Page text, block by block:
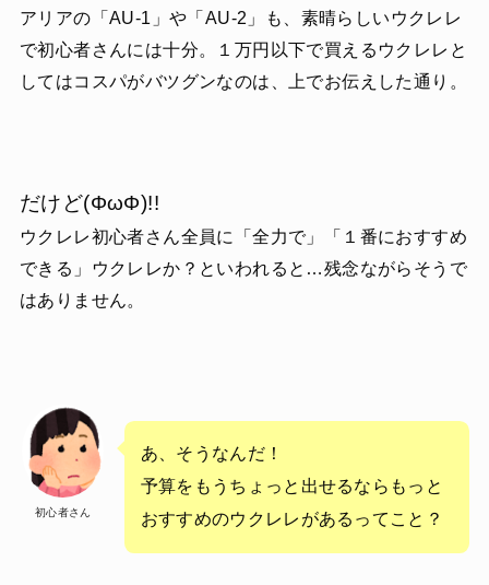
アリアの「AU-1」や「AU-2」も、素晴らしいウクレレ
で初心者さんには十分。１万円以下で買えるウクレレと
してはコスパがバツグンなのは、上でお伝えした通り。
だけど(ΦωΦ)!!
ウクレレ初心者さん全員に「全力で」「１番におすすめ
できる」ウクレレか？といわれると…残念ながらそうで
はありません。
初心者さん
あ、そうなんだ！
予算をもうちょっと出せるならもっと
おすすめのウクレレがあるってこと？